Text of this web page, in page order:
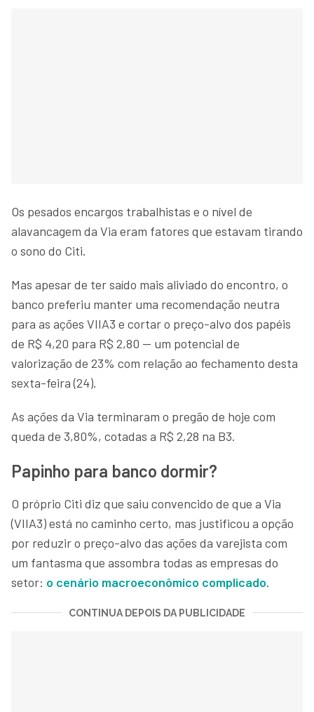
Os pesados encargos trabalhistas e o nível de
alavancagem da Via eram fatores que estavam tirando
o sono do Citi.
Mas apesar de ter saído mais aliviado do encontro, o
banco preferiu manter uma recomendação neutra
para as ações VIIA3 e cortar o preço-alvo dos papéis
de R$ 4,20 para R$ 2,80 — um potencial de
valorização de 23% com relação ao fechamento desta
sexta-feira (24).
As ações da Via terminaram o pregão de hoje com
queda de 3,80%, cotadas a R$ 2,28 na B3.
Papinho para banco dormir?
O próprio Citi diz que saiu convencido de que a Via
(VIIA3) está no caminho certo, mas justificou a opção
por reduzir o preço-alvo das ações da varejista com
um fantasma que assombra todas as empresas do
setor: o cenário macroeconômico complicado.
CONTINUA DEPOIS DA PUBLICIDADE